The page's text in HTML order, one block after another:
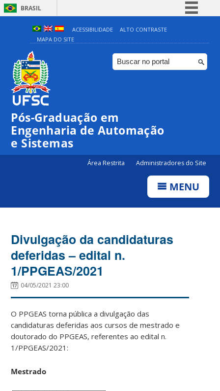
BRASIL
Simplifique!
Comunica BR
Participe
ACESSIBILIDADE
ALTO CONTRASTE
MAPA DO SITE
Pós-Graduação em
Engenharia de Automação
e Sistemas
Área Restrita Administradores do Site
MENU
Divulgação da candidaturas
deferidas – edital n.
1/PPGEAS/2021
04/05/2021 23:00
O PPGEAS torna pública a divulgação das
candidaturas deferidas aos cursos de mestrado e
doutorado do PPGEAS, referentes ao edital n.
1/PPGEAS/2021:
Mestrado